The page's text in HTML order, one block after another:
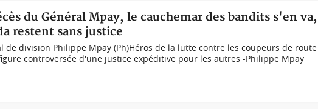
du Général Mpay, le cauchemar des bandits s'en va,
restent sans justice
de division Philippe Mpay (Ph)Héros de la lutte contre les coupeurs de route
controversée d'une justice expéditive pour les autres -Philippe Mpay